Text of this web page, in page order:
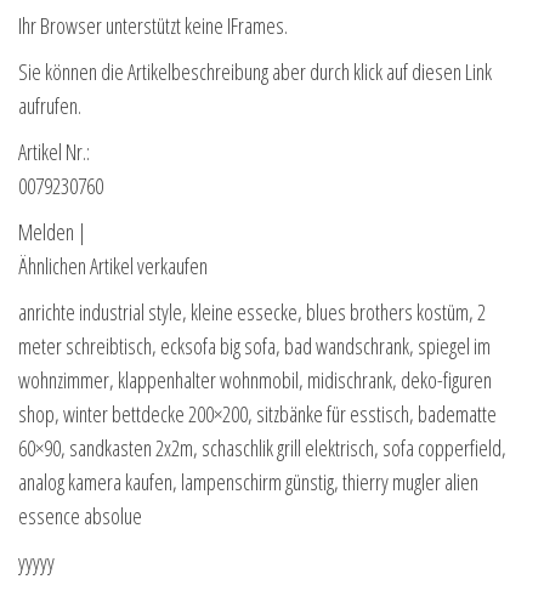
Ihr Browser unterstützt keine IFrames.
Sie können die Artikelbeschreibung aber durch klick auf diesen Link
aufrufen.
Artikel Nr.:
0079230760
Melden |
Ähnlichen Artikel verkaufen
anrichte industrial style, kleine essecke, blues brothers kostüm, 2
meter schreibtisch, ecksofa big sofa, bad wandschrank, spiegel im
wohnzimmer, klappenhalter wohnmobil, midischrank, deko-figuren
shop, winter bettdecke 200×200, sitzbänke für esstisch, badematte
60×90, sandkasten 2x2m, schaschlik grill elektrisch, sofa copperfield,
analog kamera kaufen, lampenschirm günstig, thierry mugler alien
essence absolue
yyyyy